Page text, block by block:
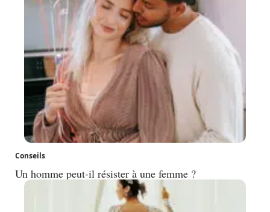
Conseils
Un homme peut-il résister à une femme ?